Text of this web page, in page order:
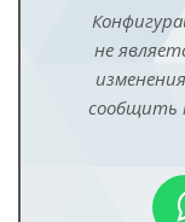
не
сообщить